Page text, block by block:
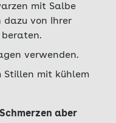
mit Salbe
dazu von Ihrer
beraten.
verwenden.
Stillen mit kühlem
aber